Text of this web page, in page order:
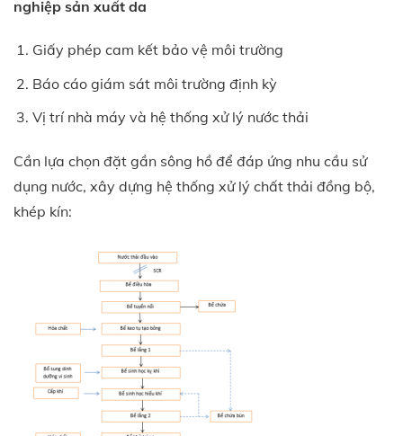
nghiệp sản xuất da
Giấy phép cam kết bảo vệ môi trường
Báo cáo giám sát môi trường định kỳ
Vị trí nhà máy và hệ thống xử lý nước thải
Cần lựa chọn đặt gần sông hồ để đáp ứng nhu cầu sử
dụng nước, xây dựng hệ thống xử lý chất thải đồng bộ,
khép kín: